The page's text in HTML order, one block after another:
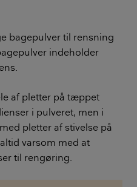
bagepulver til rensning
indeholder
af pletter på tæppet
i pulveret, men i
pletter af stivelse på
varsom med at
til rengøring.